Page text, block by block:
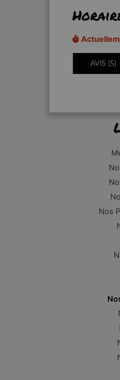
AVIS (5)
Nos